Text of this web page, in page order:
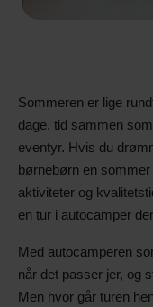
Sommeren er lige
dage, tid sammen
eventyr. Hvis du
børnebørn en
aktiviteter og
en tur i autocamper
Med autocamperen
når det passer jer, og
Men hvor går turen